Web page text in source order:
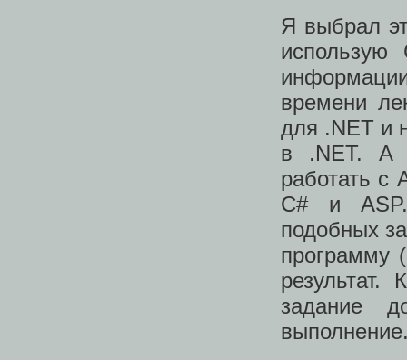
Я выбрал
времени
для .NET и
в .NET. А
работать с
C# и
подобных
программу
задание